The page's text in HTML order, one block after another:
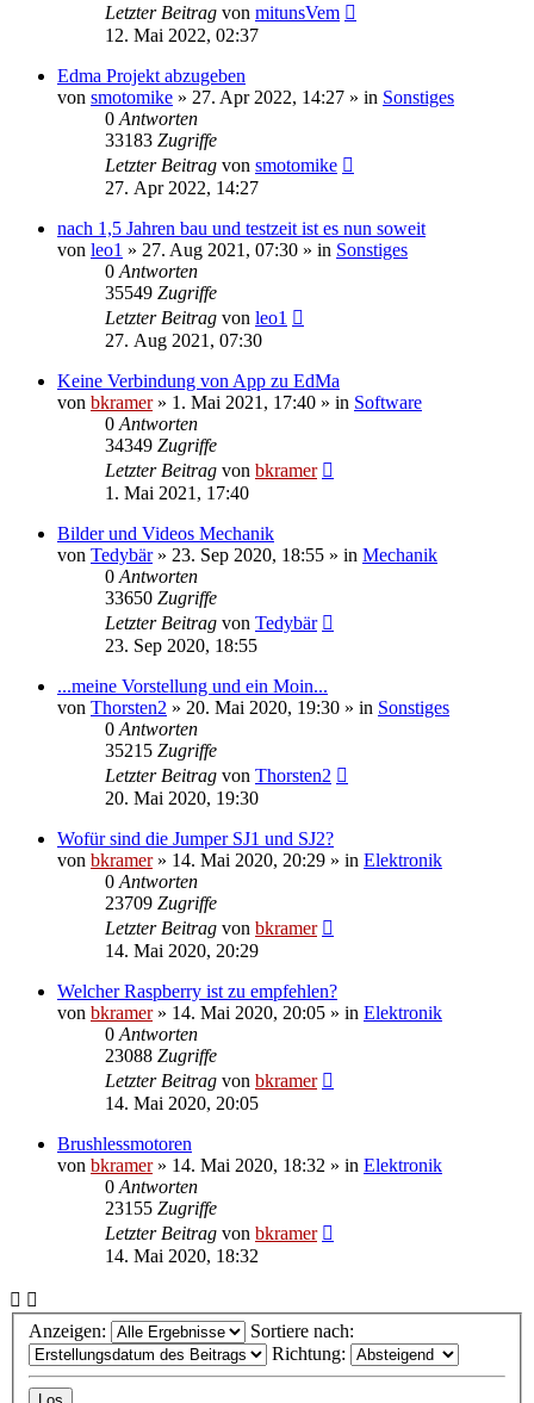
Letzter Beitrag von mitunsVem
12. Mai 2022, 02:37
Edma Projekt abzugeben
von smotomike » 27. Apr 2022, 14:27 » in Sonstiges
0 Antworten
33183 Zugriffe
Letzter Beitrag von smotomike
27. Apr 2022, 14:27
nach 1,5 Jahren bau und testzeit ist es nun soweit
von leo1 » 27. Aug 2021, 07:30 » in Sonstiges
0 Antworten
35549 Zugriffe
Letzter Beitrag von leo1
27. Aug 2021, 07:30
Keine Verbindung von App zu EdMa
von bkramer» 1. Mai 2021, 17:40 » in Software
0 Antworten
34349 Zugriffe
Letzter Beitrag von bkramer
1. Mai 2021, 17:40
Bilder und Videos Mechanik
von Tedybär» 23. Sep 2020, 18:55 » in Mechanik
0 Antworten
33650 Zugriffe
Letzter Beitrag von Tedybär
23. Sep 2020, 18:55
...meine Vorstellung und ein Moin...
von Thorsten2 » 20. Mai 2020, 19:30 » in Sonstiges
0 Antworten
35215 Zugriffe
Letzter Beitrag von Thorsten2
20. Mai 2020, 19:30
Wofür sind die Jumper SJ1 und SJ2?
von bkramer» 14. Mai 2020, 20:29 » in Elektronik
0 Antworten
23709 Zugriffe
Letzter Beitrag von bkramer
14. Mai 2020, 20:29
Welcher Raspberry ist zu empfehlen?
von bkramer» 14. Mai 2020, 20:05 » in Elektronik
0 Antworten
23088 Zugriffe
Letzter Beitrag von bkramer
14. Mai 2020, 20:05
Brushlessmotoren
von bkramer» 14. Mai 2020, 18:32 » in Elektronik
0 Antworten
23155 Zugriffe
Letzter Beitrag von bkramer
14. Mai 2020, 18:32
Anzeigen:
Sortiere nach:
Richtung: